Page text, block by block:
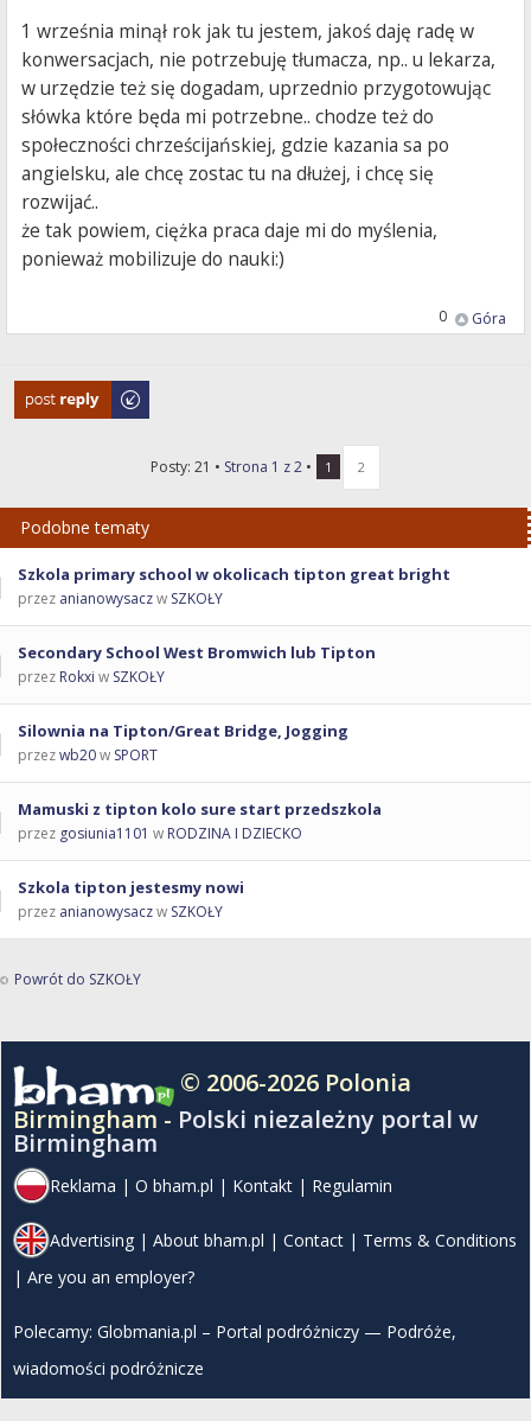
1 września minął rok jak tu jestem, jakoś daję radę w
konwersacjach, nie potrzebuję tłumacza, np.. u lekarza,
w urzędzie też się dogadam, uprzednio przygotowując
słówka które będa mi potrzebne.. chodze też do
społeczności chrześcijańskiej, gdzie kazania sa po
angielsku, ale chcę zostac tu na dłużej, i chcę się
rozwijać..
że tak powiem, ciężka praca daje mi do myślenia,
ponieważ mobilizuje do nauki:)
Góra
0
Odpowiedz
Posty: 21 • Strona 1 z2• 1 2
Podobne tematy
Szkola primary school w okolicach tipton great bright
przez anianowysaczw SZKOŁY
Secondary School West Bromwich lub Tipton
przez Rokxi w SZKOŁY
Silownia na Tipton/Great Bridge, Jogging
przezwb20w SPORT
Mamuski z tipton kolo sure start przedszkola
przez gosiunia1101 w RODZINA I DZIECKO
Szkola tipton jestesmy nowi
przez anianowysaczw SZKOŁY
Powrót do SZKOŁY
© 2006-2026 Polonia
Birmingham - Polski niezależny portal w
Birmingham
Reklama | O bham.pl | Kontakt | Regulamin
Advertising | About bham.pl | Contact | Terms & Conditions
| Are you an employer?
Polecamy: Globmania.pl – Portal podróżniczy — Podróże,
wiadomości podróżnicze